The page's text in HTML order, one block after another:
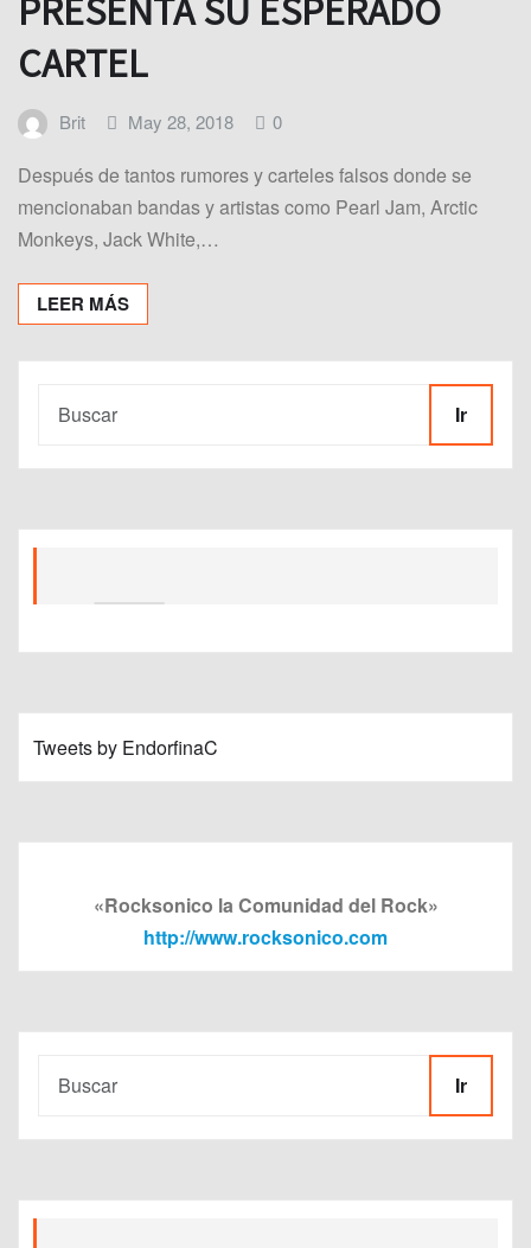
CARTEL
Brit May 28, 2018 0
Después de tantos rumores y carteles falsos donde se
mencionaban bandas y artistas como Pearl Jam, Arctic
Monkeys, Jack White,…
LEER MÁS
Ir
Tweets by EndorfinaC
«Rocksonico la Comunidad del Rock»
http://www.rocksonico.com
Ir